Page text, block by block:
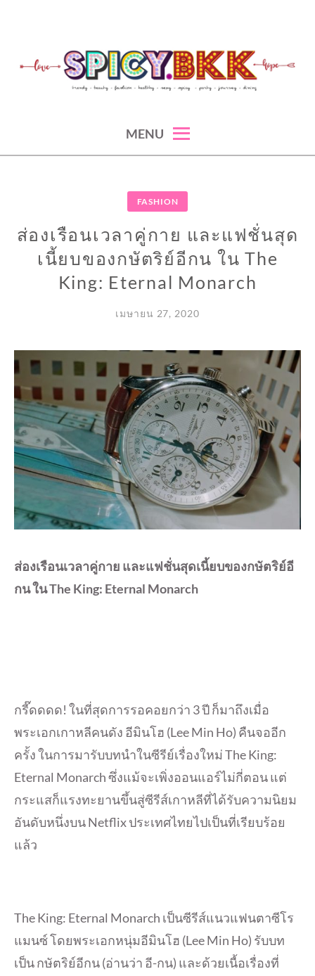
content
MENU
FASHION
ส่องเรือนเวลาคู่กาย และแฟชั่นสุด
เนี้ยบของกษัตริย์อีกน ใน The
King: Eternal Monarch
เมษายน 27, 2020
ส่องเรือนเวลาคู่กาย และแฟชั่นสุดเนี้ยบของกษัตริย์อี
กน ใน The King: Eternal Monarch
กรี๊ดดดด! ในที่สุดการรอคอยกว่า 3 ปี ก็มาถึงเมื่อ
พระเอกเกาหลีคนดัง อีมินโฮ (Lee Min Ho) คืนจออีก
ครั้ง ในการมารับบทนำในซีรีย์เรื่องใหม่ The King:
Eternal Monarch ซึ่งแม้จะเพิ่งออนแอร์ไม่กี่ตอน แต่
กระแสก็แรงทะยานขึ้นสู่ซีรีส์เกาหลีที่ได้รับความนิยม
อันดับหนึ่งบน Netflix ประเทศไทยไปเป็นที่เรียบร้อย
แล้ว
The King: Eternal Monarch เป็นซีรีส์แนวแฟนตาซีโร
แมนซ์ โดยพระเอกหนุ่มอีมินโฮ (Lee Min Ho) รับบท
เป็น กษัตริย์อีกน (อ่านว่า อี-กน) และด้วยเนื้อเรื่องที่